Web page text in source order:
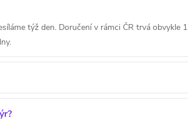
týž den. Doručení v rámci ČR trvá obvykle